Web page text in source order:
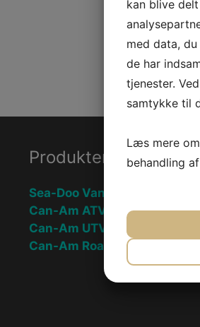
Produkter
Sea-Doo Vandscooter
Can-Am ATV
Can-Am UTV
Can-Am Roadster
kan blive
med data,
de har
tjenester.
samtykke til
Læs mere
behandling